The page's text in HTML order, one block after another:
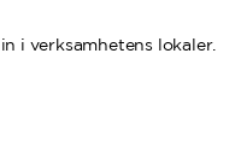
i verksamhetens lokaler.